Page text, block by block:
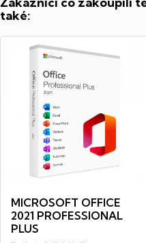
také:
MICROSOFT OFFICE
2021 PROFESSIONAL
PLUS